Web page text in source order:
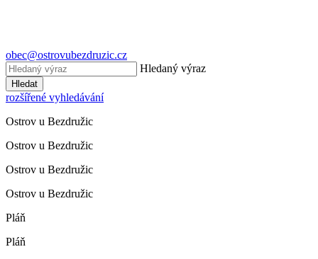
obec@ostrovubezdruzic.cz
Hledaný výraz
Hledat
rozšířené vyhledávání
Ostrov u Bezdružic
Ostrov u Bezdružic
Ostrov u Bezdružic
Ostrov u Bezdružic
Pláň
Pláň